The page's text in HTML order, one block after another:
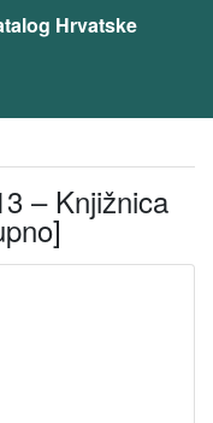
Hrvatske
– Knjižnica